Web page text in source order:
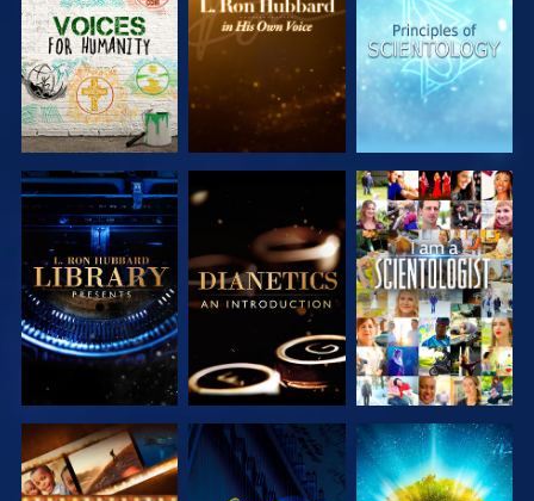
SERIEN
SERIEN
SERIEN
UTFORSKA
SERIEN
UTFORSKA
SERIEN
TITTA
UTFORSKA
TITTA
UTFORSKA